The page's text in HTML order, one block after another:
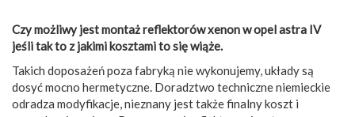
Czy możliwy jest montaż reflektorów xenon w opel astra IV
jeśli tak to z jakimi kosztami to się wiąże.
Takich doposażeń poza fabryką nie wykonujemy, układy są
dosyć mocno hermetyczne. Doradztwo techniczne niemieckie
odradza modyfikacje, nieznany jest także finalny koszt i